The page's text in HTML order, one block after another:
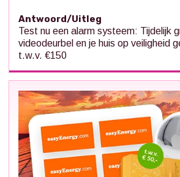
Antwoord/Uitleg
Test nu een alarm systeem: Tijdelijk
videodeurbel en je huis op veiligheid
t.w.v. €150